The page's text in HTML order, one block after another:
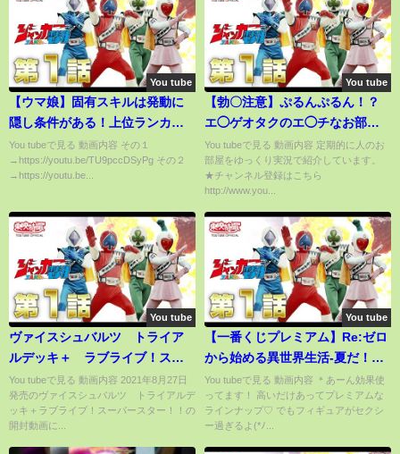
You tube
【ウマ娘】固有スキルは発動に
隠し条件がある！上位ランカー
が全キャラをチームレース目線
でランキング＆解説（その３）
You tubeで見る 動画内容 その１
→https://youtu.be/TU9pccDSyPg その２
→https://youtu.be...
You tube
【勃〇注意】ぷるんぷるん！？
エ◯ゲオタクのエ◯チなお部屋
ｗｗｗｗｗｗｗｗｗｗｗｗｗｗ
ｗ
You tubeで見る 動画内容 定期的に人のお
部屋をゆっくり実況で紹介しています。
★チャンネル登録はこちら
http://www.you...
You tube
ヴァイスシュバルツ トライア
ルデッキ＋ ラブライブ！スー
パースター！！開封動画
You tubeで見る 動画内容 2021年8月27日
発売のヴァイスシュバルツ トライアルデ
ッキ＋ラブライブ！スーパースター！！の
開封動画に...
You tube
【一番くじプレミアム】Re:ゼロ
から始める異世界生活-夏だ！海
だ！異世界召喚！-
You tubeで見る 動画内容 ＊あーん効果使
ってます！ 高いだけあってプレミアムな
ラインナップ♡ でもフィギュアがセクシ
ー過ぎるよ(*ﾉ...